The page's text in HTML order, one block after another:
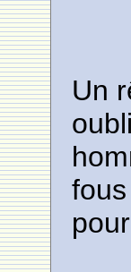
Un